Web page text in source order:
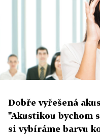
Dobře vyřešená
"Akustikou bychom
si vybíráme barvu